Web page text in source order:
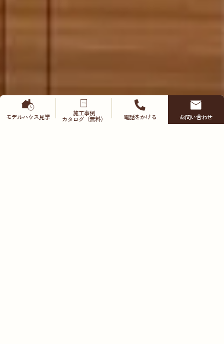
モデルハウス見学 施工事例
カタログ（無料） 電話をかける お問い合わせ